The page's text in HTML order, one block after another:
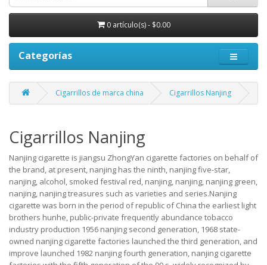
0 artículo(s) - $0.00
Categorías
Cigarrillos de marca china Cigarrillos Nanjing
Cigarrillos Nanjing
Nanjing cigarette is jiangsu ZhongYan cigarette factories on behalf of
the brand, at present, nanjing has the ninth, nanjing five-star,
nanjing, alcohol, smoked festival red, nanjing, nanjing, nanjing green,
nanjing, nanjing treasures such as varieties and series.Nanjing
cigarette was born in the period of republic of China the earliest light
brothers hunhe, public-private frequently abundance tobacco
industry production 1956 nanjing second generation, 1968 state-
owned nanjing cigarette factories launched the third generation, and
improve launched 1982 nanjing fourth generation, nanjing cigarette